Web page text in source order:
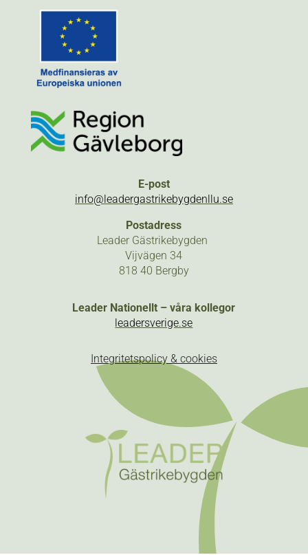
E-post
info@leadergastrikebygdenllu.se
Postadress
Leader Gästrikebygden
Vijvägen 34
818 40 Bergby
Leader Nationellt – våra kollegor
leadersverige.se
Integritetspolicy & cookies